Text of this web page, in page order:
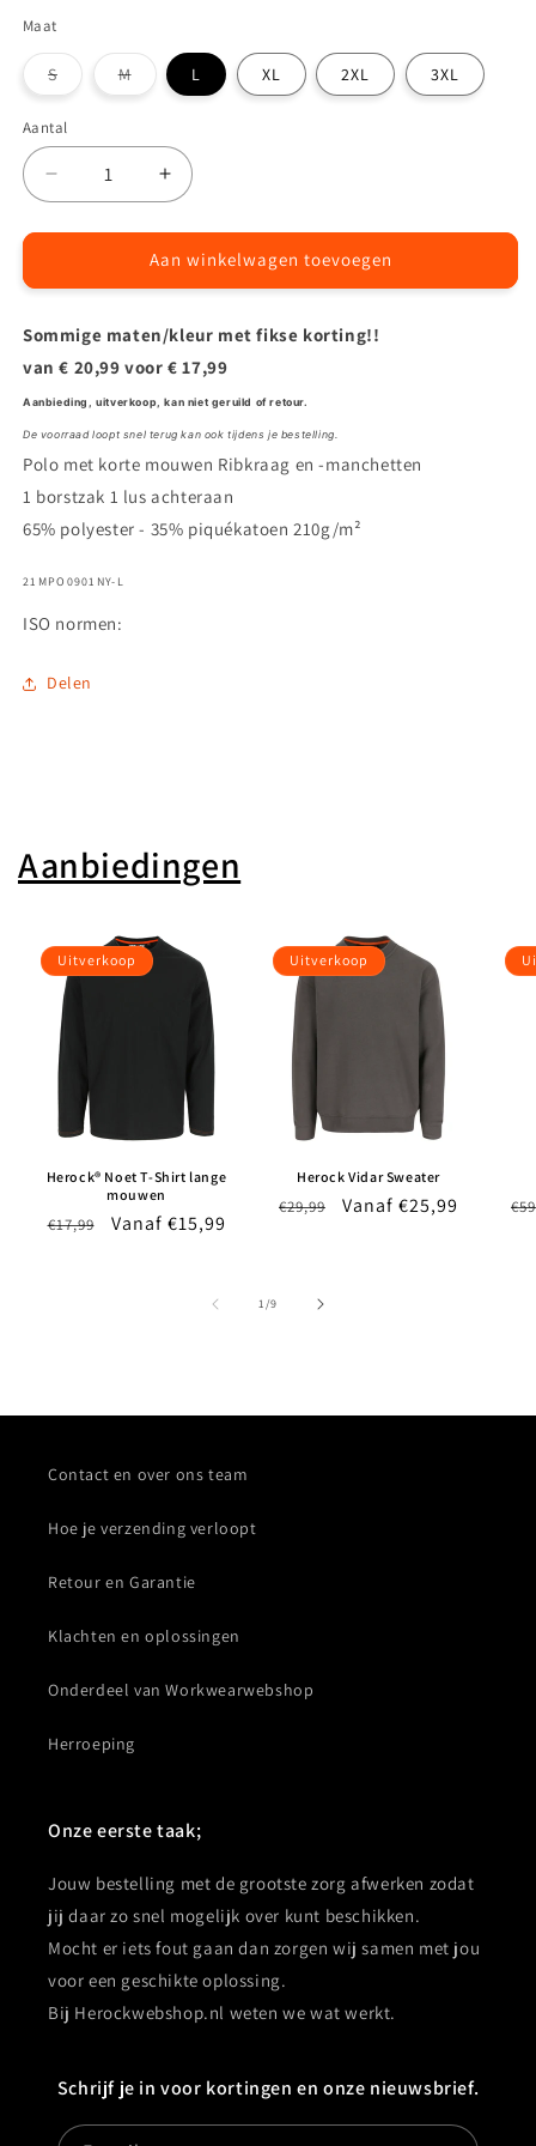
of
beschikbaar
Maat
SVariant
uitverkocht
niet
beschikbaar
MVariant
uitverkocht
L XL 2XL 3XL
Aantal
Aantal
Aantal
verlagen
voor
Leo
korte
mouwen
Aantal
verhogen
voor
Herock®
Leo
korte
mouwen
Aan winkelwagen toevoegen
Sommige maten/kleur met fikse korting!!
van € 20,99 voor € 17,99
Aanbieding, uitverkoop, kan niet geruild of retour.
De voorraad loopt snel terug kan ook tijdens je bestelling.
Polo met korte mouwen Ribkraag en -manchetten
1 borstzak 1 lus achteraan
65% polyester - 35% piquékatoen 210g/m²
SKU:
21MPO0901NY-L
ISO normen:
Delen
Aanbiedingen
Uitverkoop
Herock® Noet T-Shirt lange
mouwen
Normale
€17,99 Aanbiedingsprijs
Vanaf €15,99
Uitverkoop
Herock Vidar Sweater
Normale
€29,99 Aanbiedingsprijs
Vanaf €25,99
1/van
9
Contact en over ons team
Hoe je verzending verloopt
Retour en Garantie
Klachten en oplossingen
Onderdeel van Workwearwebshop
Herroeping
Onze eerste taak;
Jouw bestelling met de grootste zorg afwerken zodat
jij daar zo snel mogelijk over kunt beschikken.
Mocht er iets fout gaan dan zorgen wij samen met jou
voor een geschikte oplossing.
Bij Herockwebshop.nl weten we wat werkt.
Schrijf je in voor kortingen en onze nieuwsbrief.